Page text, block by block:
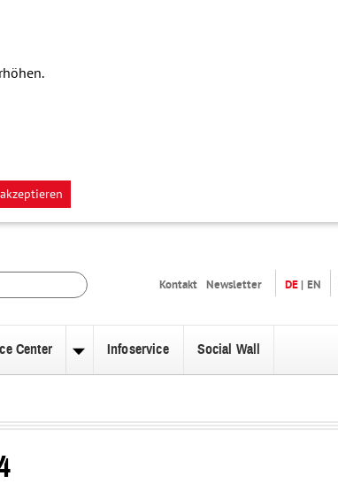
Kontakt Newsletter DE EN
Center Infoservice Social Wall